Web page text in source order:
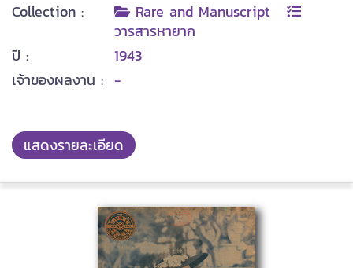
Collection :
Rare and Manuscript
วารสารหายาก
ปี :
1943
เจ้าของผลงาน : -
แสดงรายละเอียด